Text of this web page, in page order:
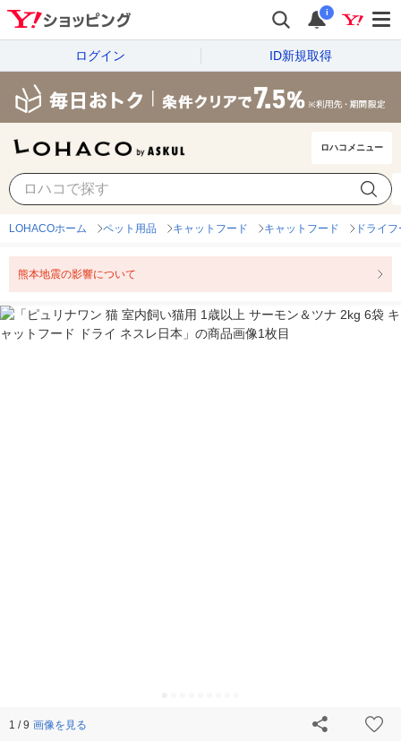
i
ログイン ID新規取得
ロハコメニュー
LOHACOホーム ペット用品 キャットフード キャットフード ドライ
熊本地震の影響について
1 / 9 画像を見る